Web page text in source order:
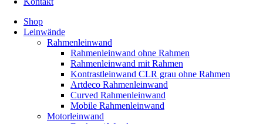
Shop
Leinwände
Rahmenleinwand
Rahmenleinwand ohne Rahmen
Rahmenleinwand mit Rahmen
Kontrastleinwand CLR grau ohne Rahmen
Artdeco Rahmenleinwand
Curved Rahmenleinwand
Mobile Rahmenleinwand
Motorleinwand